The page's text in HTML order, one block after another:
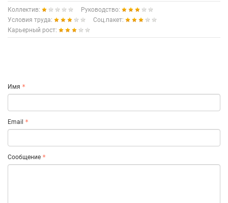
Коллектив:
Руководство:
Условия труда:
Соц.пакет:
Карьерный рост:
Имя
Email
Сообщение